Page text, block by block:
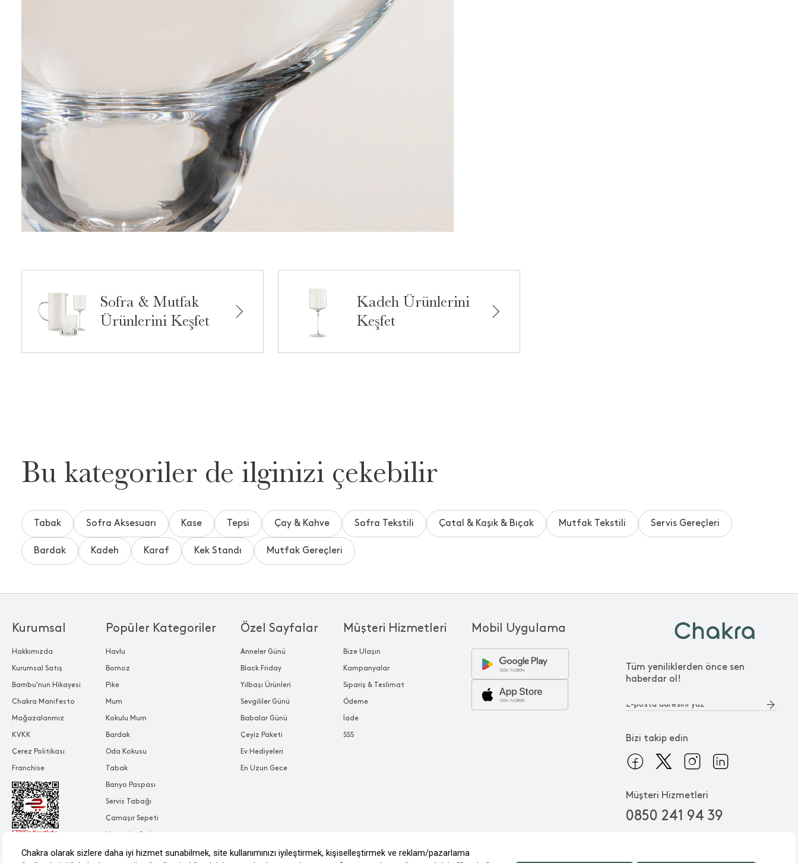
Sofra & Mutfak
Ürünlerini Keşfet
Kadeh Ürünlerini
Keşfet
Bu kategoriler de ilginizi çekebilir
Tabak Sofra Aksesuarı Kase Tepsi Çay & Kahve Sofra Tekstili Çatal & Kaşık & Bıçak Mutfak Tekstili Servis Gereçleri
Bardak Kadeh Karaf Kek Standı Mutfak Gereçleri
Tüm yeniliklerden önce sen
haberdar ol!
Bizi takip edin
Müşteri Hizmetleri
0850 241 94 39
Popüler Kategoriler
Havlu
Bornoz
Pike
Mum
Kokulu Mum
Bardak
Oda Kokusu
Tabak
Banyo Paspası
Servis Tabağı
Çamaşır Sepeti
Özel Sayfalar
Anneler Günü
Black Friday
Yılbaşı Ürünleri
Sevgililer Günü
Babalar Günü
Çeyiz Paketi
Ev Hediyeleri
En Uzun Gece
Kurumsal
Hakkımızda
Kurumsal Satış
Bambu'nun Hikayesi
Chakra Manifesto
Mağazalarımız
KVKK
Çerez Politikası
Franchise
Müşteri Hizmetleri
Bize Ulaşın
Kampanyalar
Sipariş & Teslimat
Ödeme
İade
SSS
Mobil Uygulama